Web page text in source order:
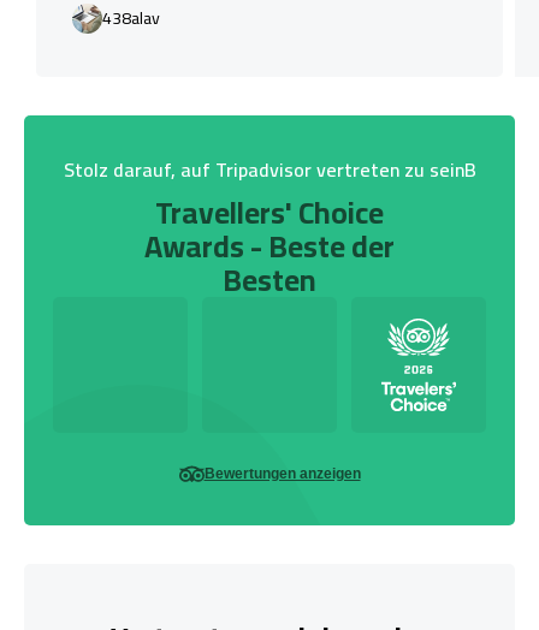
438alav
Stolz darauf, auf Tripadvisor vertreten zu seinB
Travellers' Choice
Awards - Beste der
Besten
Bewertungen anzeigen